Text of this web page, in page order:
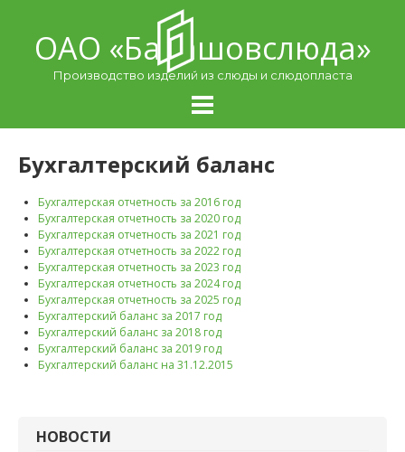
contentОАО «Балашовcлюда»
Производство изделий из слюды и слюдопласта
Бухгалтерский баланс
Бухгалтерская отчетность за 2016 год
Бухгалтерская отчетность за 2020 год
Бухгалтерская отчетность за 2021 год
Бухгалтерская отчетность за 2022 год
Бухгалтерская отчетность за 2023 год
Бухгалтерская отчетность за 2024 год
Бухгалтерская отчетность за 2025 год
Бухгалтерский баланс за 2017 год
Бухгалтерский баланс за 2018 год
Бухгалтерский баланс за 2019 год
Бухгалтерский баланс на 31.12.2015
НОВОСТИ